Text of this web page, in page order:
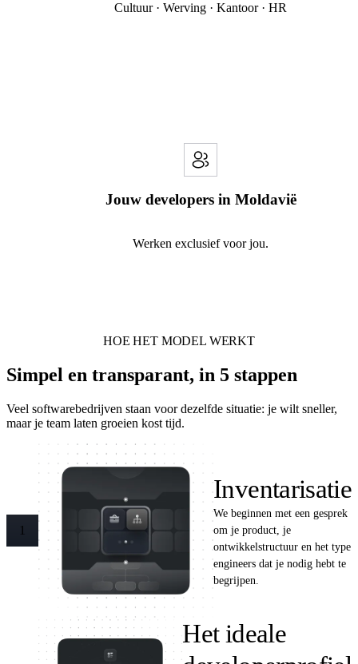
Cultuur · Werving · Kantoor · HR
Jouw developers in Moldavië
Werken exclusief voor jou.
HOE HET MODEL WERKT
Simpel en transparant, in 5 stappen
Veel softwarebedrijven staan voor dezelfde situatie: je wilt sneller,
maar je team laten groeien kost tijd.
1
Inventarisatie
We beginnen met een gesprek
om je product, je
ontwikkelstructuur en het type
engineers dat je nodig hebt te
begrijpen.
Het ideale